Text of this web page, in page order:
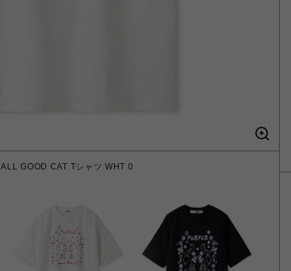
ALL GOOD CAT Tシャツ WHT 0